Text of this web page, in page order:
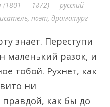
— 1872) — русский
поэт, драматург
знает. Переступи
маленький разок, и
тобой. Рухнет, как
ни
как бы до